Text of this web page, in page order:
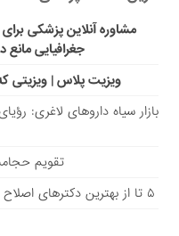
مشاوره آنلاین پزشکی
جغرافیایی
ویزیت پلاس | ویزیتی
بازار سیاه داروهای لاغری:
تقویم حجامت
۵ تا از بهترین دکتر‌های اصلاح مزاج در مشهد را بشناسید!